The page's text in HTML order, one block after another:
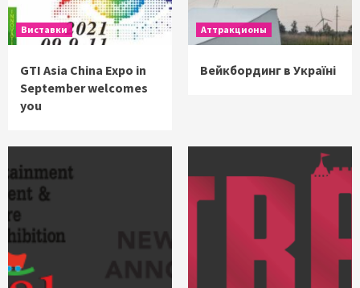
Виставки
GTI Asia China Expo in
September welcomes
you
Аттракционы
Вейкбординг в Україні